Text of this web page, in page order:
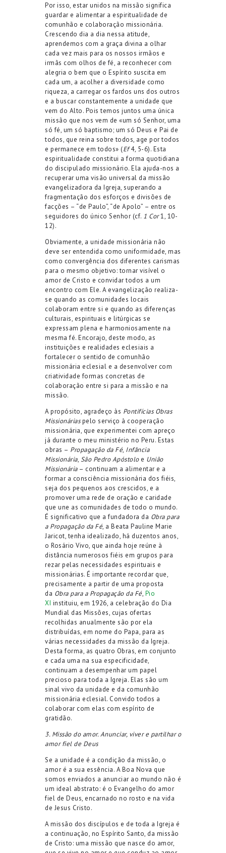
Por isso, estar unidos na missão significa
guardar e alimentar a espiritualidade de
comunhão e colaboração missionária.
Crescendo dia a dia nessa atitude,
aprendemos com a graça divina a olhar
cada vez mais para os nossos irmãos e
irmãs com olhos de fé, a reconhecer com
alegria o bem que o Espírito suscita em
cada um, a acolher a diversidade como
riqueza, a carregar os fardos uns dos outros
e a buscar constantemente a unidade que
vem do Alto. Pois temos juntos uma única
missão que nos vem de «um só Senhor, uma
só fé, um só baptismo; um só Deus e Pai de
todos, que reina sobre todos, age por todos
e permanece em todos» (Ef4, 5-6). Esta
espiritualidade constitui a forma quotidiana
do discipulado missionário. Ela ajuda-nos a
recuperar uma visão universal da missão
evangelizadora da Igreja, superando a
fragmentação dos esforços e divisões de
facções – “de Paulo”, “de Apolo” – entre os
seguidores do único Senhor (cf. 1 Cor1, 10-
12).
Obviamente, a unidade missionária não
deve ser entendida como uniformidade, mas
como convergência dos diferentes carismas
para o mesmo objetivo: tornar visível o
amor de Cristo e convidar todos a um
encontro com Ele. A evangelização realiza-
se quando as comunidades locais
colaboram entre si e quando as diferenças
culturais, espirituais e litúrgicas se
expressam plena e harmoniosamente na
mesma fé. Encorajo, deste modo, as
instituições e realidades eclesiais a
fortalecer o sentido de comunhão
missionária eclesial e a desenvolver com
criatividade formas concretas de
colaboração entre si para a missão e na
missão.
A propósito, agradeço às Pontifícias Obras
Missionáriaspelo serviço à cooperação
missionária, que experimentei com apreço
já durante o meu ministério no Peru. Estas
obras – Propagação da Fé, Infância
Missionária, São Pedro Apóstoloe União
Missionária– continuam a alimentar e a
formar a consciência missionária dos fiéis,
seja dos pequenos aos crescidos, e a
promover uma rede de oração e caridade
que une as comunidades de todo o mundo.
É significativo que a fundadora da Obra para
a Propagação da Fé, a Beata Pauline Marie
Jaricot, tenha idealizado, há duzentos anos,
o Rosário Vivo, que ainda hoje reúne à
distância numerosos fiéis em grupos para
rezar pelas necessidades espirituais e
missionárias. É importante recordar que,
precisamente a partir de uma proposta
da Obra para a Propagação da Fé, Pio
XI instituiu, em 1926, a celebração do Dia
Mundial das Missões, cujas ofertas
recolhidas anualmente são por ela
distribuídas, em nome do Papa, para as
várias necessidades da missão da Igreja.
Desta forma, as quatro Obras, em conjunto
e cada uma na sua especificidade,
continuam a desempenhar um papel
precioso para toda a Igreja. Elas são um
sinal vivo da unidade e da comunhão
missionária eclesial. Convido todos a
colaborar com elas com espírito de
gratidão.
3. Missão do amor. Anunciar, viver e partilhar o
amor fiel de Deus
Se a unidade é a condição da missão, o
amor é a sua essência. A Boa Nova que
somos enviados a anunciar ao mundo não é
um ideal abstrato: é o Evangelho do amor
fiel de Deus, encarnado no rosto e na vida
de Jesus Cristo.
A missão dos discípulos e de toda a Igreja é
a continuação, no Espírito Santo, da missão
de Cristo: uma missão que nasce do amor,